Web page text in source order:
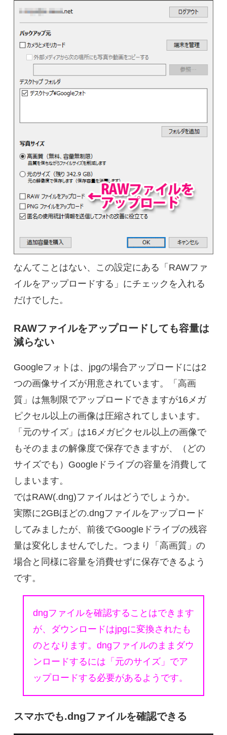
なんてことはない、この設定にある「RAWファ
イルをアップロードする」にチェックを入れる
だけでした。
RAWファイルをアップロードしても容量は
減らない
Googleフォトは、jpgの場合アップロードには2
つの画像サイズが用意されています。「高画
質」は無制限でアップロードできますが16メガ
ピクセル以上の画像は圧縮されてしまいます。
「元のサイズ」は16メガピクセル以上の画像で
もそのままの解像度で保存できますが、（どの
サイズでも）Googleドライブの容量を消費して
しまいます。
ではRAW(.dng)ファイルはどうでしょうか。
実際に2GBほどの.dngファイルをアップロード
してみましたが、前後でGoogleドライブの残容
量は変化しませんでした。つまり「高画質」の
場合と同様に容量を消費せずに保存できるよう
です。
dngファイルを確認することはできます
が、ダウンロードはjpgに変換されたも
のとなります。dngファイルのままダウ
ンロードするには「元のサイズ」でア
ップロードする必要があるようです。
スマホでも.dngファイルを確認できる